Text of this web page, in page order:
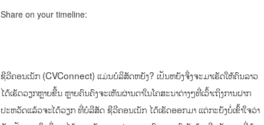
Share on your timeline:
ຊີວີຄອນເນັກ (CVConnect) ແມ່ນບໍລິສັດຫຍັງ? ເປັນຫຍັງຈຶ່ງຈະມາເຮັດໃຫ້ຄົນລາວ
ໄດ້ເຮັດວຽກຫຼາຍຂື້ນ ຫຼາຍຄົນຄົງຈະເຫັນຜ່ານຕາໃນໂຄສະນາຕ່າງໆທີ່ເວົ້າເຖິງການຝາກ
ປະຫວັດແລ້ວຈະໄດ້ວຽກ ທີ່ບໍລີສັດ ຊີວີຄອນເນັກ ໄດ້ເຮັດອອກມາ ແຕ່ກະຍັງບໍ່ເຂົ້າໃຈວ່າ